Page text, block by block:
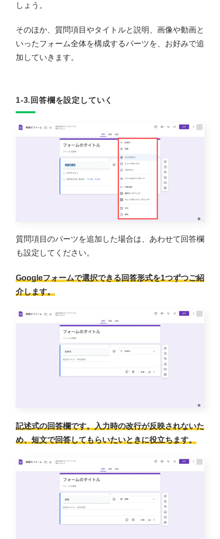
しょう。
そのほか、質問項目やタイトルと説明、画像や動画と
いったフォーム全体を構成するパーツを、お好みで追
加していきます。
1-3.回答欄を設定していく
質問項目のパーツを追加した場合は、あわせて回答欄
も設定してください。
Googleフォームで選択できる回答形式を1つずつご紹
介します。
記述式の回答欄です。入力時の改行が反映されないた
め、短文で回答してもらいたいときに役立ちます。